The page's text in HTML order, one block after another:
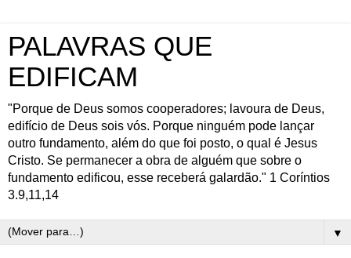
PALAVRAS QUE
EDIFICAM
"Porque de Deus somos cooperadores; lavoura de Deus,
edifício de Deus sois vós. Porque ninguém pode lançar
outro fundamento, além do que foi posto, o qual é Jesus
Cristo. Se permanecer a obra de alguém que sobre o
fundamento edificou, esse receberá galardão." 1 Coríntios
3.9,11,14
▼